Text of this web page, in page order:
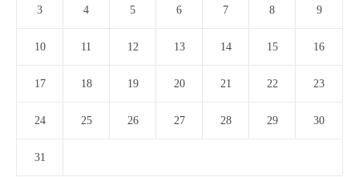
3 4 5 6 7 8 9
10 11 12 13 14 15 16
17 18 19 20 21 22 23
24 25 26 27 28 29 30
31